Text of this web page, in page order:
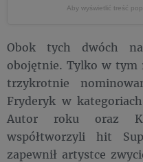
Aby wyświetlić treść
Obok tych dwóch
obojętnie. Tylko w tym
trzykrotnie
Fryderyk w
Autor roku oraz
współtworzyli hit
zapewnił artystce